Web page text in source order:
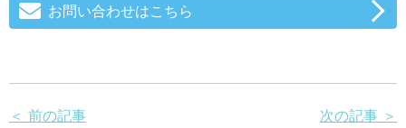
お問い合わせはこちら
＜ 前の記事 次の記事 ＞